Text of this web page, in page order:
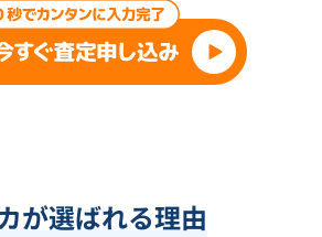
が選ばれる理由